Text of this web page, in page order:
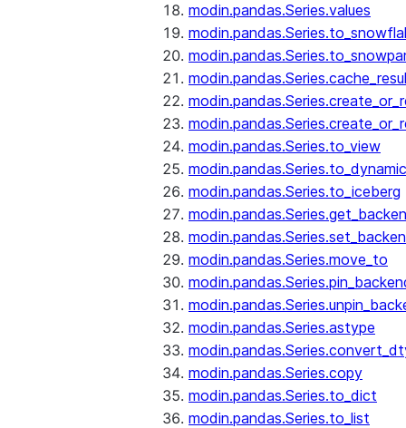
modin.pandas.Series.values
modin.pandas.Series.to_view
modin.pandas.Series.to_iceberg
modin.pandas.Series.move_to
modin.pandas.Series.astype
modin.pandas.Series.copy
modin.pandas.Series.to_dict
modin.pandas.Series.to_list